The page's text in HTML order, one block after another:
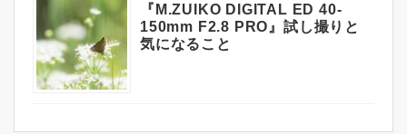
『M.ZUIKO DIGITAL ED 40-
150mm F2.8 PRO』試し撮りと
気になること